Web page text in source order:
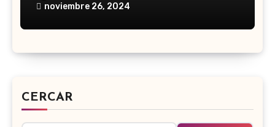
noviembre 26, 2024
CERCAR